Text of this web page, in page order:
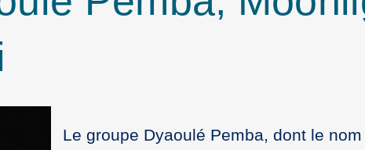
Le groupe Dyaoulé Pemba, dont le